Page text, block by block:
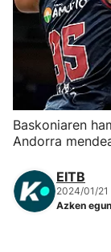
Herri-kirolak
Eskubaloia
Kirolak 360
Mendi-
Baskoniaren
Andorra
EITB
2024/01/21
Azken